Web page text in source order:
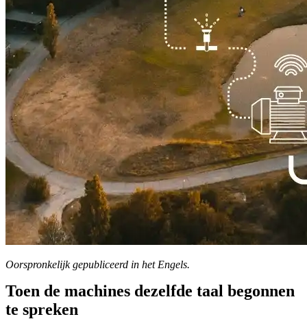
Oorspronkelijk gepubliceerd in het Engels.
Toen de machines dezelfde taal begonnen
te spreken